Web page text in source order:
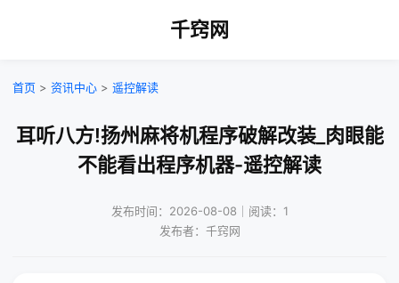
千窍网
首页 > 资讯中心 > 遥控解读
耳听八方!扬州麻将机程序破解改装_肉眼能
不能看出程序机器-遥控解读
发布时间：2026-08-08｜阅读：1
发布者：千窍网